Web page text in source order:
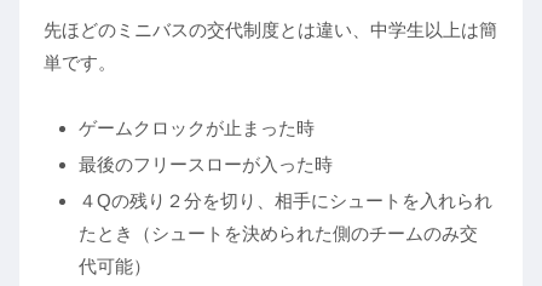
先ほどのミニバスの交代制度とは違い、中学生以上は簡
単です。
ゲームクロックが止まった時
最後のフリースローが入った時
４Qの残り２分を切り、相手にシュートを入れられ
たとき（シュートを決められた側のチームのみ交
代可能）